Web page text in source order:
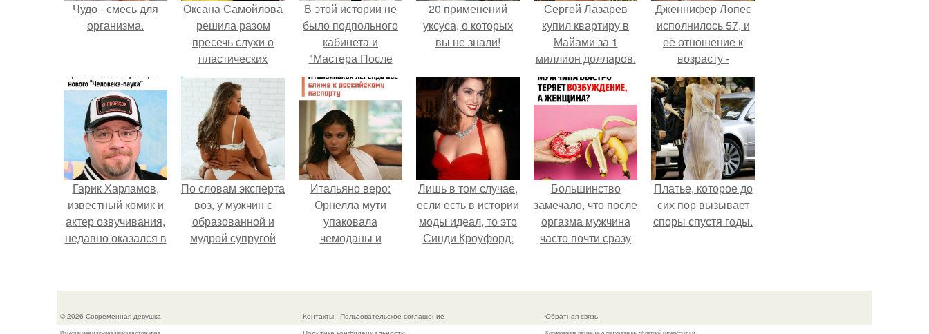
Чудо - смесь для
организма.
Оксана Самойлова
решила разом
пресечь слухи о
пластических
операциях и
публично
прояснила
ситуацию.
В этой истории не
было подпольного
кабинета и
"Мастера После
Двухнедельных
Курсов".
20 применений
уксуса, о которых
вы не знали!
Сергей Лазарев
купил квартиру в
Майами за 1
миллион долларов.
Дженнифер Лопес
исполнилось 57, и
её отношение к
возрасту -
настоящий
манифест
уверенности: "не
говорите, что я
отлично выгляжу
для 57.
Гарик Харламов,
известный комик и
актер озвучивания,
недавно оказался в
над озвучкой
колобка.
По словам эксперта
воз, у мужчин с
образованной и
мудрой супругой
смерти якобы на
Итальяно веро:
Орнелла мути
упаковала
чемоданы и
красным
Лишь в том случае,
если есть в истории
моды идеал, то это
Синди Кроуфорд.
Большинство
замечало, что после
оргазма мужчина
часто почти сразу
как женщина может
возбуждение.
Платье, которое до
сих пор вызывает
споры спустя годы.
© 2026 Современная девушка
Изысканная и жгучая женская страничка
Контакты
Пользовательское соглашение
Обратная связь
Копирование разрешено при указании обратной гиперссылки.